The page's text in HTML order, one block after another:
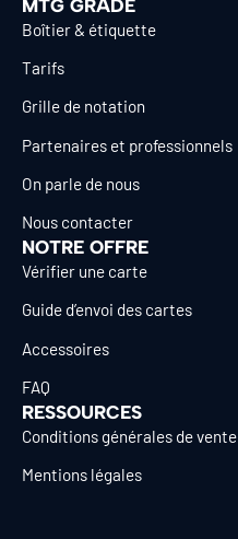
MTG GRADE
Boîtier & étiquette
Tarifs
Grille de notation
Partenaires et professionnels
On parle de nous
Nous contacter
NOTRE OFFRE
Vérifier une carte
Guide d’envoi des cartes
Accessoires
FAQ
RESSOURCES
Conditions générales de vente
Mentions légales